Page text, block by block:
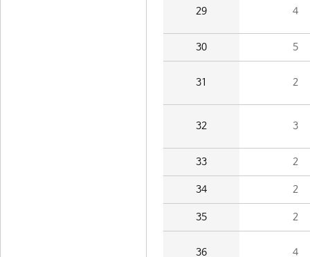
29 4
30 5
31 2
32 3
33 2
34 2
35 2
36 4